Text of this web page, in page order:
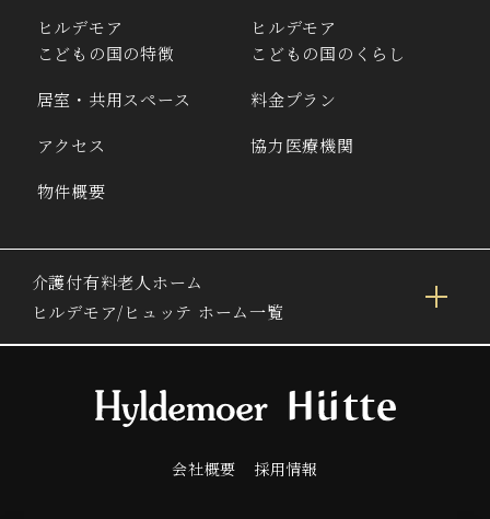
ヒルデモア
こどもの国の特徴
ヒルデモア
こどもの国のくらし
居室・共用スペース
料金プラン
アクセス
協力医療機関
物件概要
介護付有料老人ホーム
ヒルデモア/ヒュッテ ホーム一覧
会社概要 採用情報